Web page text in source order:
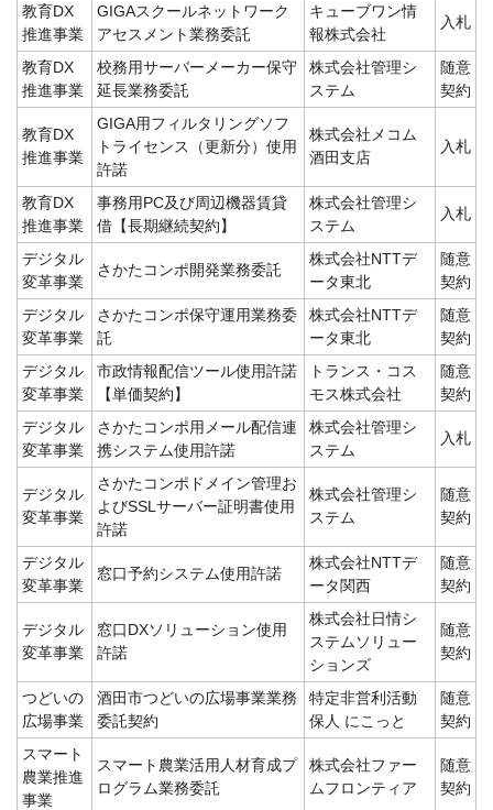
教育DX
推進事業
GIGAスクールネットワーク
アセスメント業務委託
キューブワン情
報株式会社
入札
教育DX
推進事業
校務用サーバーメーカー保守
延長業務委託
株式会社管理シ
ステム
随意
契約
教育DX
推進事業
GIGA用フィルタリングソフ
トライセンス（更新分）使用
許諾
株式会社メコム
酒田支店
入札
教育DX
推進事業
事務用PC及び周辺機器賃貸
借【長期継続契約】
株式会社管理シ
ステム
入札
デジタル
変革事業
さかたコンポ開発業務委託
株式会社NTTデ
ータ東北
随意
契約
デジタル
変革事業
さかたコンポ保守運用業務委
託
株式会社NTTデ
ータ東北
随意
契約
デジタル
変革事業
市政情報配信ツール使用許諾
【単価契約】
トランス・コス
モス株式会社
随意
契約
デジタル
変革事業
さかたコンポ用メール配信連
携システム使用許諾
株式会社管理シ
ステム
入札
デジタル
変革事業
さかたコンポドメイン管理お
よびSSLサーバー証明書使用
許諾
株式会社管理シ
ステム
随意
契約
デジタル
変革事業
窓口予約システム使用許諾
株式会社NTTデ
ータ関西
随意
契約
デジタル
変革事業
窓口DXソリューション使用
許諾
株式会社日情シ
ステムソリュー
ションズ
随意
契約
つどいの
広場事業
酒田市つどいの広場事業業務
委託契約
特定非営利活動
保人 にこっと
随意
契約
スマート
農業推進
事業
スマート農業活用人材育成プ
ログラム業務委託
株式会社ファー
ムフロンティア
随意
契約